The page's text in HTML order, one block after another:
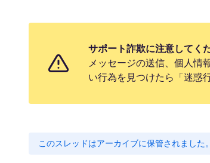
サポート詐欺に注意してく
メッセージの送信、個人情
い行為を見つけたら「迷惑
このスレッドはアーカイブに保管されました。